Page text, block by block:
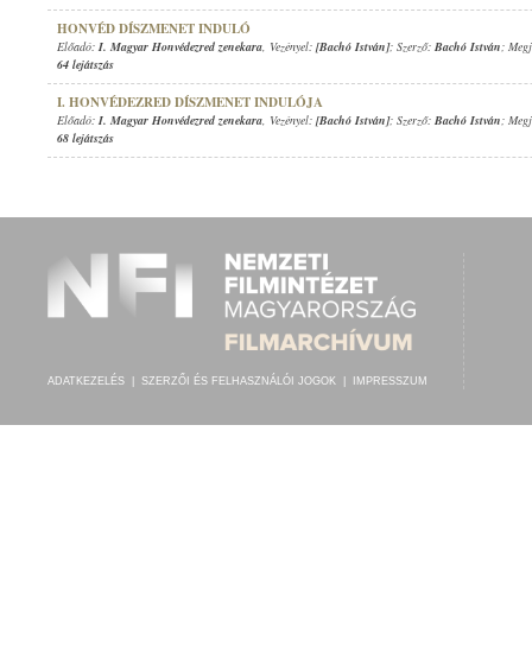
HONVÉD DÍSZMENET INDULÓ
Előadó: I. Magyar Honvédezred zenekara, Vezényel: [Bachó István]; Szerző: Bachó István;
64 lejátszás
I. HONVÉDEZRED DÍSZMENET INDULÓJA
Előadó: I. Magyar Honvédezred zenekara, Vezényel: [Bachó István]; Szerző: Bachó István;
68 lejátszás
ADATKEZELÉS SZERZŐI ÉS FELHASZNÁLÓI JOGOK IMPRESSZUM